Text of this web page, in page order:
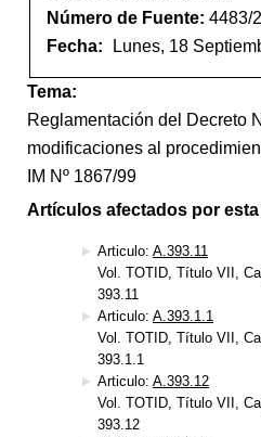
Número de Fuente: 4483/
Fecha:
Lunes, 18
Tema:
Reglamentación del Decreto
modificaciones al
IM Nº 1867/99
Artículos afectados por
Articulo: A.393.11
Vol. TOTID, Título VII,
393.11
Articulo: A.393.1.1
Vol. TOTID, Título VII,
393.1.1
Articulo: A.393.12
Vol. TOTID, Título VII,
393.12